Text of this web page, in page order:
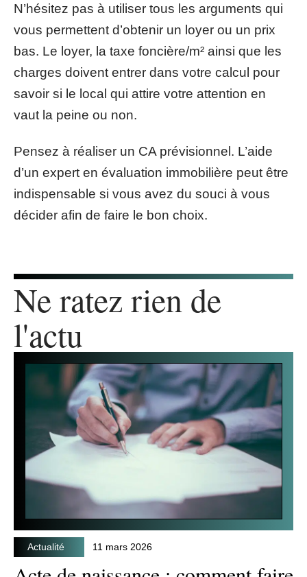
N’hésitez pas à utiliser tous les arguments qui
vous permettent d’obtenir un loyer ou un prix
bas. Le loyer, la taxe foncière/m² ainsi que les
charges doivent entrer dans votre calcul pour
savoir si le local qui attire votre attention en
vaut la peine ou non.
Pensez à réaliser un CA prévisionnel. L’aide
d’un expert en évaluation immobilière peut être
indispensable si vous avez du souci à vous
décider afin de faire le bon choix.
Ne ratez rien de
l'actu
Actualité 11 mars 2026